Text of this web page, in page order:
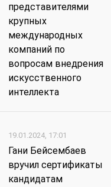
представителями
крупных
международных
компаний по
вопросам внедрения
искусственного
интеллекта
19.01.2024, 17:01
Гани Бейсембаев
вручил сертификаты
кандидатам